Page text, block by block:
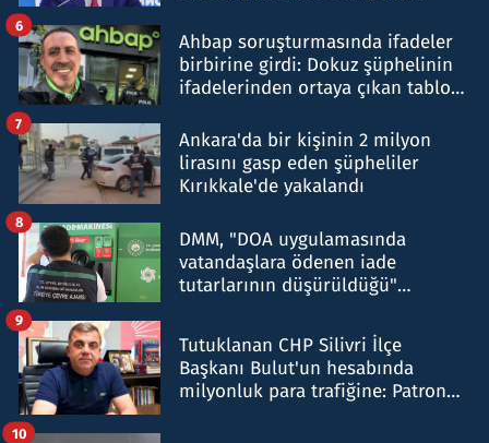
Ahbap soruşturmasında ifadeler
birbirine girdi: Dokuz şüphelinin
ifadelerinden ortaya çıkan tablo
6
Ankara'da bir kişinin 2 milyon
lirasını gasp eden şüpheliler
Kırıkkale'de yakalandı
7
DMM, "DOA uygulamasında
vatandaşlara ödenen iade
tutarlarının düşürüldüğü"
8
Tutuklanan CHP Silivri İlçe
Başkanı Bulut'un hesabında
milyonluk para trafiğine: Patron
9
10